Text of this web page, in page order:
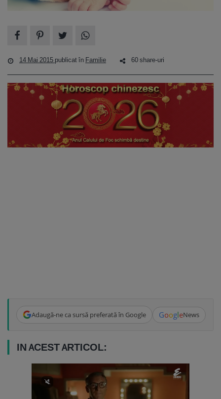
14 Mai 2015 publicat în Familie 60 share-uri
Adaugă-ne ca sursă preferată în Google GoogleNews
IN ACEST ARTICOL: